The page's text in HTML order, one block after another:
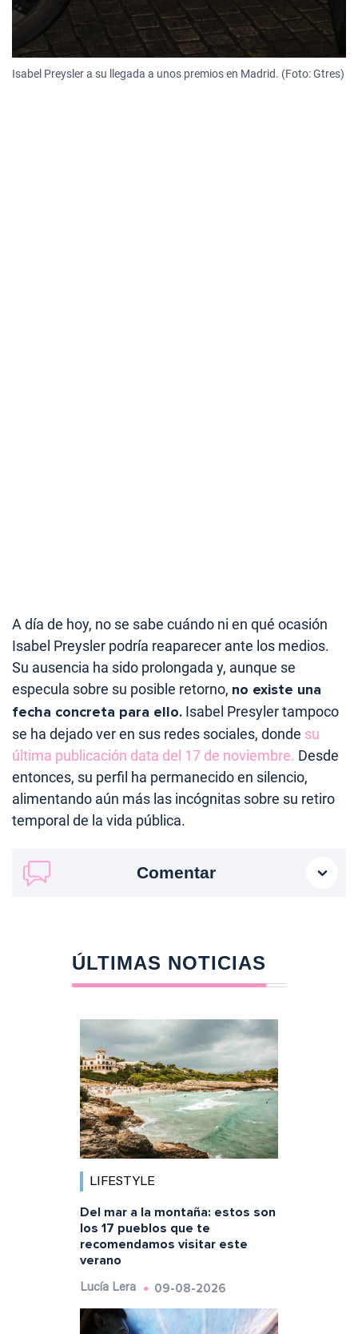
Isabel Preysler a su llegada a unos premios en Madrid. (Foto: Gtres)
A día de hoy, no se sabe cuándo ni en qué ocasión
Isabel Preysler podría reaparecer ante los medios.
Su ausencia ha sido prolongada y, aunque se
especula sobre su posible retorno, no existe una
fecha concreta para ello. Isabel Presyler tampoco
se ha dejado ver en sus redes sociales, donde su
última publicación data del 17 de noviembre. Desde
entonces, su perfil ha permanecido en silencio,
alimentando aún más las incógnitas sobre su retiro
temporal de la vida pública.
Comentar
ÚLTIMAS NOTICIAS
LIFESTYLE
Del mar a la montaña: estos son
los 17 pueblos que te
recomendamos visitar este
verano
Lucía Lera 09-08-2026